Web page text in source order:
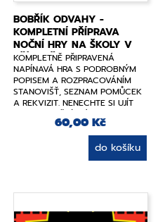
BOBŘÍK ODVAHY -
KOMPLETNÍ PŘÍPRAVA
NOČNÍ HRY NA ŠKOLY V
PŘÍRODĚ
KOMPLETNĚ PŘIPRAVENÁ
NAPÍNAVÁ HRA S PODROBNÝM
POPISEM A ROZPRACOVÁNÍM
STANOVIŠŤ, SEZNAM POMŮCEK
A REKVIZIT. NENECHTE SI UJÍT
TENTO SKVĚLÝ NÁPAD A
NADCHNĚTE SVÉ ŽÁKY.
60,00 Kč
do košíku